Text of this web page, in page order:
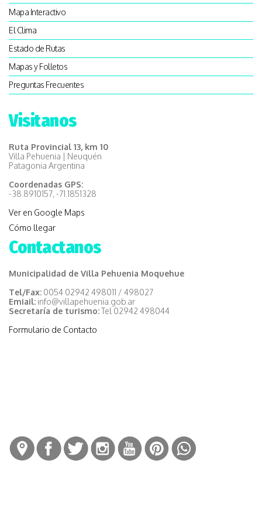
Mapa Interactivo
El Clima
Estado de Rutas
Mapas y Folletos
Preguntas Frecuentes
Visitanos
Ruta Provincial 13, km 10
Villa Pehuenia | Neuquén
Patagonia Argentina
Coordenadas GPS:
-38.8910157, -71.1851328
Ver en Google Maps
Cómo llegar
Contactanos
Municipalidad de Villa Pehuenia Moquehue
Tel/Fax: 0054 02942 498011 / 498027
Emiail: info@villapehuenia.gob.ar
Secretaría de turismo:Tel 02942 498044
Formulario de Contacto